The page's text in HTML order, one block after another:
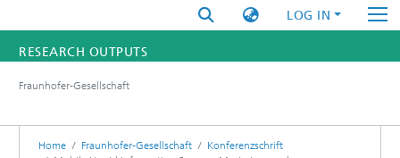
LOG IN
RESEARCH OUTPUTS
RESEARCHERS
Fraunhofer-Gesellschaft
Home Fraunhofer-Gesellschaft
Konferenzschrift